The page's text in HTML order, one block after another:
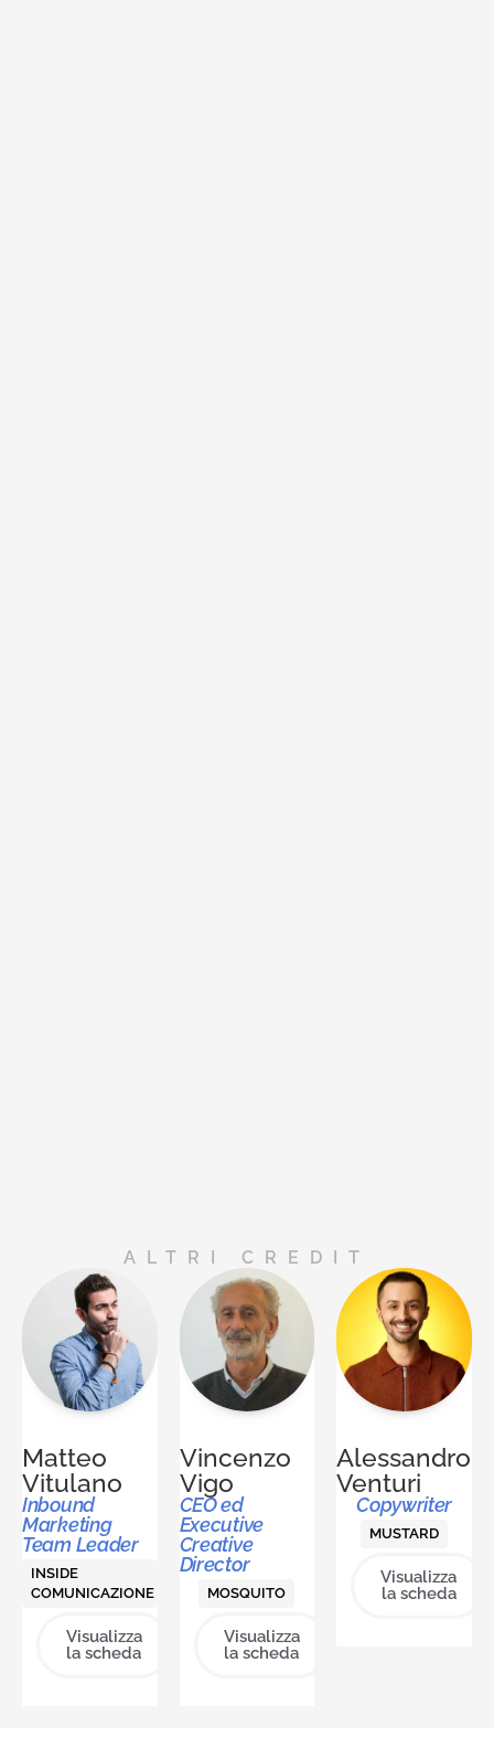
ALTRI CREDIT
Matteo
Vitulano
Inbound
Marketing
Team Leader
INSIDE
COMUNICAZIONE
Visualizza
la scheda
Vincenzo
Vigo
CEO ed
Executive
Creative
Director
MOSQUITO
Visualizza
la scheda
Alessandro
Venturi
Copywriter
MUSTARD
Visualizza
la scheda